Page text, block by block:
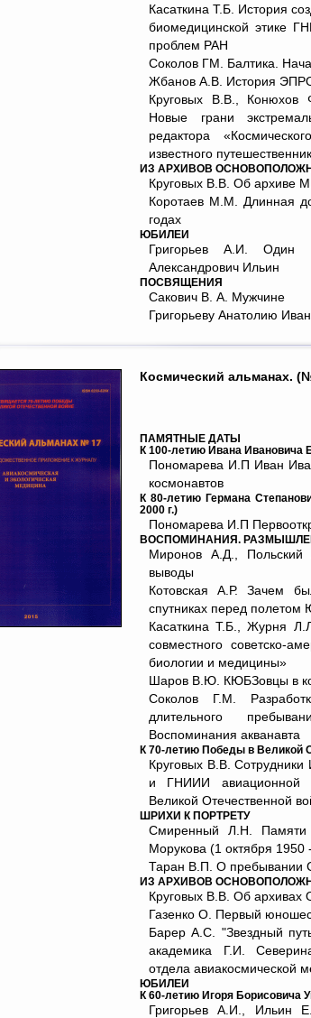
Касаткина Т.Б. История
биомедицинской этике
проблем РАН
Соколов ГМ. Балтика.
Жбанов А.В. История
Круговых В.В., Конюхов
Новые грани
редактора
известного
ИЗ АРХИВОВ
Круговых В.В. Об архиве
Коротаев М.М. Длинная
годах
ЮБИЛЕИ
Григорьев А.И. Один
Александрович Ильин
ПОСВЯЩЕНИЯ
Сакович В. А. Мужчине
Григорьеву Анатолию
Космический альманах.
ПАМЯТНЫЕ ДАТЫ
К 100-летию Ивана Ивановича
Пономарева И.П Иван
космонавтов
К 80-летию Германа
2000 г.)
Пономарева И.П
ВОСПОМИНАНИЯ.
Миронов А.Д.,
выводы
Котовская А.Р. Зачем
спутниках перед полетом
Касаткина Т.Б., Журня
совместного советско-
биологии и медицины»
Шаров В.Ю. КЮБЗовцы в
Соколов Г.М.
длительного
Воспоминания акванавта
К 70-летию Победы в Великой
Круговых В.В. Сотрудники
и ГНИИИ авиационной
Великой Отечественной
ШРИХИ К ПОРТРЕТУ
Смиренный Л.Н. Памяти
Морукова (1 октября 1950
Таран В.П. О пребывании
ИЗ АРХИВОВ
Круговых В.В. Об архивах
Газенко О. Первый
Барер А.С. "Звездный
академика Г.И.
отдела авиакосмической
ЮБИЛЕИ
К 60-летию Игоря Борисовича
Григорьев А.И., Ильин